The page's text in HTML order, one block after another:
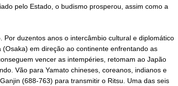
pelo Estado, o budismo prosperou, assim como a
duzentos anos o intercâmbio cultural e diplomático
em direção ao continente enfrentando as
vencer as intempéries, retomam ao Japão
Vão para Yamato chineses, coreanos, indianos e
(688-763) para transmitir o Ritsu. Uma das seis